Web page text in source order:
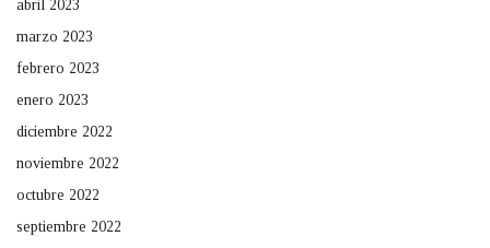
abril 2023
marzo 2023
febrero 2023
enero 2023
diciembre 2022
noviembre 2022
octubre 2022
septiembre 2022